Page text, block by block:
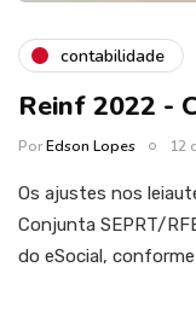
contabilidade
Reinf 2022 -
PorEdson Lopes 12
Os ajustes nos
Conjunta SEPRT/
do eSocial,